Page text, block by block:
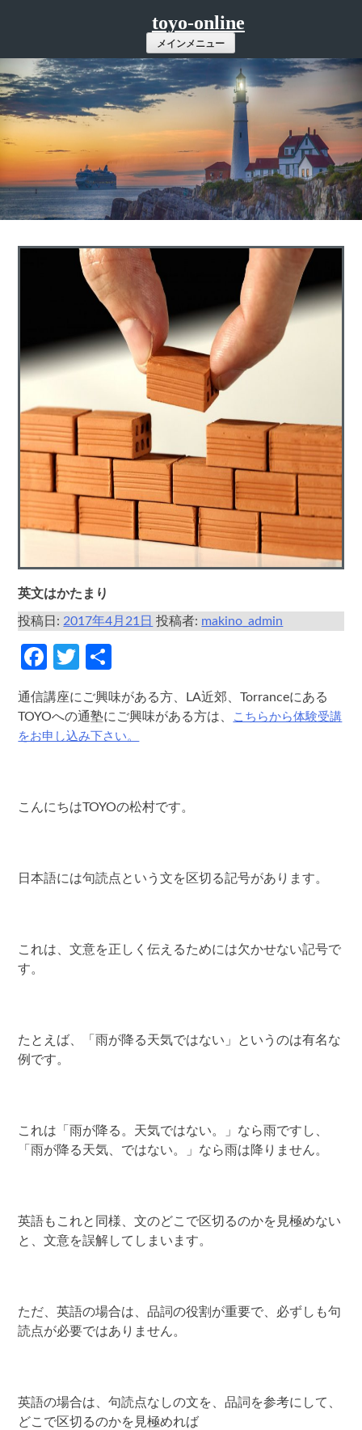
ツ
へ
ス
キ
ッ
プ
toyo-online
メインメニュー
英文はかたまり
投稿日:2017年4月21日 投稿者: makino_admin
Facebook
Twitter
通信講座にご興味がある方、LA近郊、Torranceにある
TOYOへの通塾にご興味がある方は、
こちらから体験受講
をお申し込み下さい。
こんにちはTOYOの松村です。
日本語には句読点という文を区切る記号があります。
これは、文意を正しく伝えるためには欠かせない記号で
す。
たとえば、「雨が降る天気ではない」というのは有名な
例です。
これは「雨が降る。天気ではない。」なら雨ですし、
「雨が降る天気、ではない。」なら雨は降りません。
英語もこれと同様、文のどこで区切るのかを見極めない
と、文意を誤解してしまいます。
ただ、英語の場合は、品詞の役割が重要で、必ずしも句
読点が必要ではありません。
英語の場合は、句読点なしの文を、品詞を参考にして、
どこで区切るのかを見極めれば